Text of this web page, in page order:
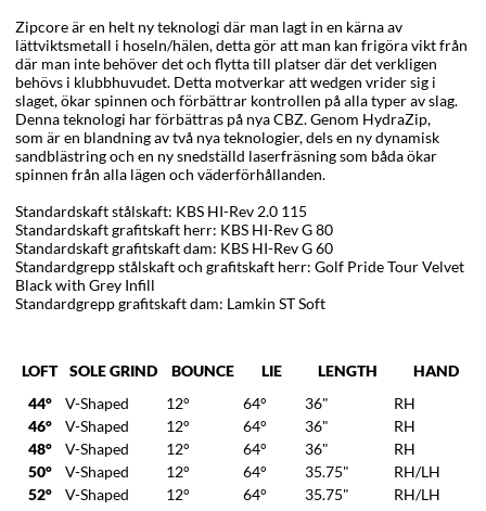
Zipcore är en helt ny teknologi där man lagt in en kärna av
lättviktsmetall i hoseln/hälen, detta gör att man kan frigöra vikt från
där man inte behöver det och flytta till platser där det verkligen
behövs i klubbhuvudet. Detta motverkar att wedgen vrider sig i
slaget, ökar spinnen och förbättrar kontrollen på alla typer av slag.
Denna teknologi har förbättras på nya CBZ. Genom HydraZip,
som är en blandning av två nya teknologier, dels en ny dynamisk
sandblästring och en ny snedställd laserfräsning som båda ökar
spinnen från alla lägen och väderförhållanden.
Standardskaft stålskaft: KBS HI-Rev 2.0 115
Standardskaft grafitskaft herr: KBS HI-Rev G 80
Standardskaft grafitskaft dam: KBS HI-Rev G 60
Standardgrepp stålskaft och grafitskaft herr: Golf Pride Tour Velvet
Black with Grey Infill
Standardgrepp grafitskaft dam: Lamkin ST Soft
LOFT SOLE GRIND BOUNCE LIE LENGTH
HAND
44°
V-Shaped 12° 64° 36"
RH
46°
V-Shaped 12° 64° 36"
RH
48°
V-Shaped 12° 64° 36"
RH
50°
V-Shaped 12° 64° 35.75"
RH/LH
52°
V-Shaped 12° 64° 35.75"
RH/LH